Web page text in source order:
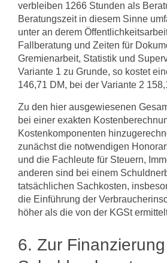
verbleiben 1266 Stunden als
Beratungszeit in diesem Sinne
unter an­ derem
Fallberatung und Zeiten für
Gremienarbeit, Statistik und
Variante 1 zu Grunde, so kostet
146,71 DM, bei der Variante 2
Zu den hier ausgewiesenen
bei einer exakten
Kostenkomponenten
zunächst die notwendigen
und die Fachleute für Steuern,
anderen sind bei einem
tatsächlichen Sachko­sten,
die Einführung der
höher als die von der KGSt
6. Zur